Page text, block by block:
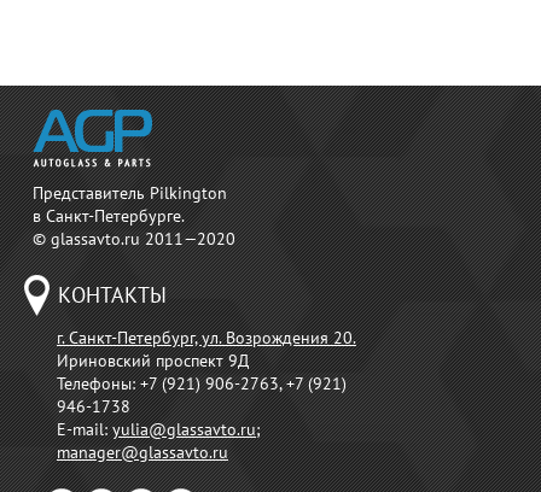
Представитель Pilkington
в Санкт-Петербурге.
© glassavto.ru 2011—2020
КОНТАКТЫ
г. Санкт-Петербург, ул. Возрождения 20.
Ириновский проспект 9Д
Телефоны:+7 (921) 906-2763, +7 (921)
946-1738
E-mail:yulia@glassavto.ru;
manager@glassavto.ru